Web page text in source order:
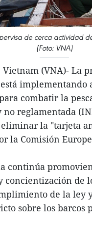
de cerca actividad
(Foto: VNA)
Vietnam (VNA)- La
implementando
combatir la
no reglamentada
eliminar la "tarjeta
la Comisión
continúa
concientización de
de la ley
sobre los barcos